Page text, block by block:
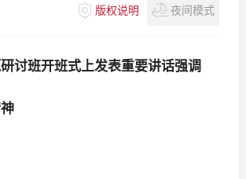
版权说明 夜间模式
讨班开班式上发表重要讲话强调